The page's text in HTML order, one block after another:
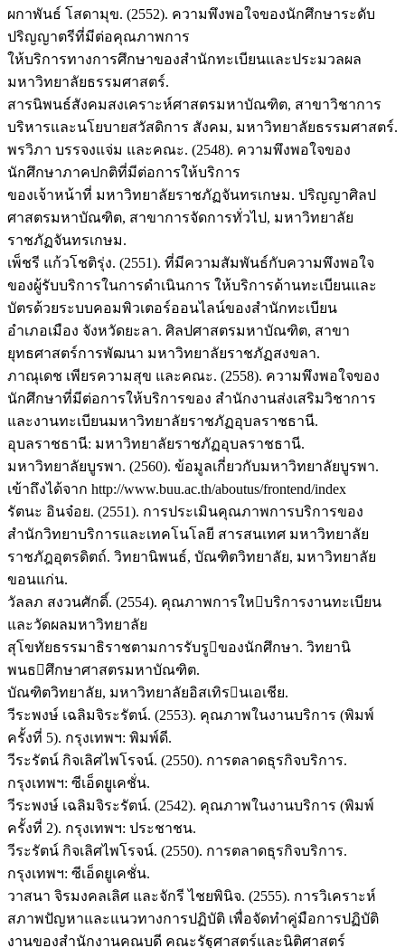
ผกาพันธ์ โสดามุข. (2552). ความพึงพอใจของนักศึกษาระดับ
ปริญญาตรีที่มีต่อคุณภาพการ
ให้บริการทางการศึกษาของสำนักทะเบียนและประมวลผล
มหาวิทยาลัยธรรมศาสตร์.
สารนิพนธ์สังคมสงเคราะห์ศาสตรมหาบัณฑิต, สาขาวิชาการ
บริหารและนโยบายสวัสดิการ สังคม, มหาวิทยาลัยธรรมศาสตร์.
พรวิภา บรรจงแจ่ม และคณะ. (2548). ความพึงพอใจของ
นักศึกษาภาคปกติที่มีต่อการให้บริการ
ของเจ้าหน้าที่ มหาวิทยาลัยราชภัฏจันทรเกษม. ปริญญาศิลป
ศาสตรมหาบัณฑิต, สาขาการจัดการทั่วไป, มหาวิทยาลัย
ราชภัฏจันทรเกษม.
เพ็ชรี แก้วโชติรุ่ง. (2551). ที่มีความสัมพันธ์กับความพึงพอใจ
ของผู้รับบริการในการดำเนินการ ให้บริการด้านทะเบียนและ
บัตรด้วยระบบคอมพิวเตอร์ออนไลน์ของสำนักทะเบียน
อำเภอเมือง จังหวัดยะลา. ศิลปศาสตรมหาบัณฑิต, สาขา
ยุทธศาสตร์การพัฒนา มหาวิทยาลัยราชภัฏสงขลา.
ภาณุเดช เพียรความสุข และคณะ. (2558). ความพึงพอใจของ
นักศึกษาที่มีต่อการให้บริการของ สำนักงานส่งเสริมวิชาการ
และงานทะเบียนมหาวิทยาลัยราชภัฏอุบลราชธานี.
อุบลราชธานี: มหาวิทยาลัยราชภัฏอุบลราชธานี.
มหาวิทยาลัยบูรพา. (2560). ข้อมูลเกี่ยวกับมหาวิทยาลัยบูรพา.
เข้าถึงได้จาก http://www.buu.ac.th/aboutus/frontend/index
รัตนะ อินจ๋อย. (2551). การประเมินคุณภาพการบริการของ
สำนักวิทยาบริการและเทคโนโลยี สารสนเทศ มหาวิทยาลัย
ราชภัฎอุตรดิตถ์. วิทยานิพนธ์, บัณฑิตวิทยาลัย, มหาวิทยาลัย
ขอนแก่น.
วัลลภ สงวนศักดิ์. (2554). คุณภาพการใหบริการงานทะเบียน
และวัดผลมหาวิทยาลัย
สุโขทัยธรรมาธิราชตามการรับรูของนักศึกษา. วิทยานิ
พนธศึกษาศาสตรมหาบัณฑิต.
บัณฑิตวิทยาลัย, มหาวิทยาลัยอิสเทิรนเอเชีย.
วีระพงษ์ เฉลิมจิระรัตน์. (2553). คุณภาพในงานบริการ (พิมพ์
ครั้งที่ 5). กรุงเทพฯ: พิมพ์ดี.
วีระรัตน์ กิจเลิศไพโรจน์. (2550). การตลาดธุรกิจบริการ.
กรุงเทพฯ: ซีเอ็ดยูเคชั่น.
วีระพงษ์ เฉลิมจิระรัตน์. (2542). คุณภาพในงานบริการ (พิมพ์
ครั้งที่ 2). กรุงเทพฯ: ประชาชน.
วีระรัตน์ กิจเลิศไพโรจน์. (2550). การตลาดธุรกิจบริการ.
กรุงเทพฯ: ซีเอ็ดยูเคชั่น.
วาสนา จิรมงคลเลิศ และจักรี ไชยพินิจ. (2555). การวิเคราะห์
สภาพปัญหาและแนวทางการปฏิบัติ เพื่อจัดทำคู่มือการปฏิบัติ
งานของสำนักงานคณบดี คณะรัฐศาสตร์และนิติศาสตร์